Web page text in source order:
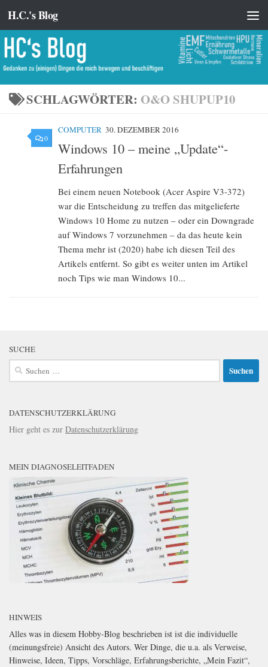
Zum Inhalt springen
H.C.'s Blog
SCHLAGWÖRTER: O&O SHUPUP10
0
COMPUTER 30. DEZEMBER 2016
Windows 10 – meine „Update“-
Erfahrungen
Bei einem neuen Notebook (Acer Aspire V3-372)
war die Entscheidung zu treffen das mitgelieferte
Windows 10 Home zu nutzen – oder ein Downgrade
auf Windows 7 vorzunehmen – da das heute kein
Thema mehr ist (2020) habe ich diesen Teil des
Artikels entfernt. So gibt es weiter unten im Artikel
noch Tips wie man Windows 10...
SUCHE
Suchen
nach:
DATENSCHUTZERKLÄRUNG
Hier geht es zur Datenschutzerklärung
MEIN DIAGNOSELEITFADEN
HINWEIS
Alles was in diesem Hobby-Blog beschrieben ist ist die individuelle
(meinungsfreie) Ansicht des Autors. Wer Dinge, die u.a. als Verweise,
Hinweise, Ideen, Tipps, Vorschläge, Erfahrungsberichte, „Mein Fazit“,